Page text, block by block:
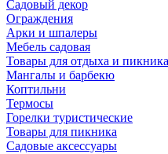
Садовый декор
Ограждения
Арки и шпалеры
Мебель садовая
Товары для отдыха и пикника
Мангалы и барбекю
Коптильни
Термосы
Горелки туристические
Товары для пикника
Садовые аксессуары